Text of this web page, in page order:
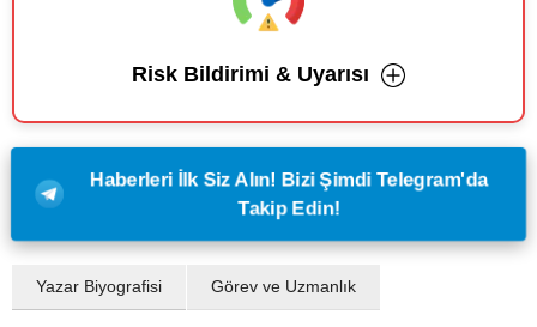
Risk Bildirimi & Uyarısı
Haberleri İlk Siz Alın! Bizi Şimdi Telegram'da
Takip Edin!
Yazar Biyografisi Görev ve Uzmanlık